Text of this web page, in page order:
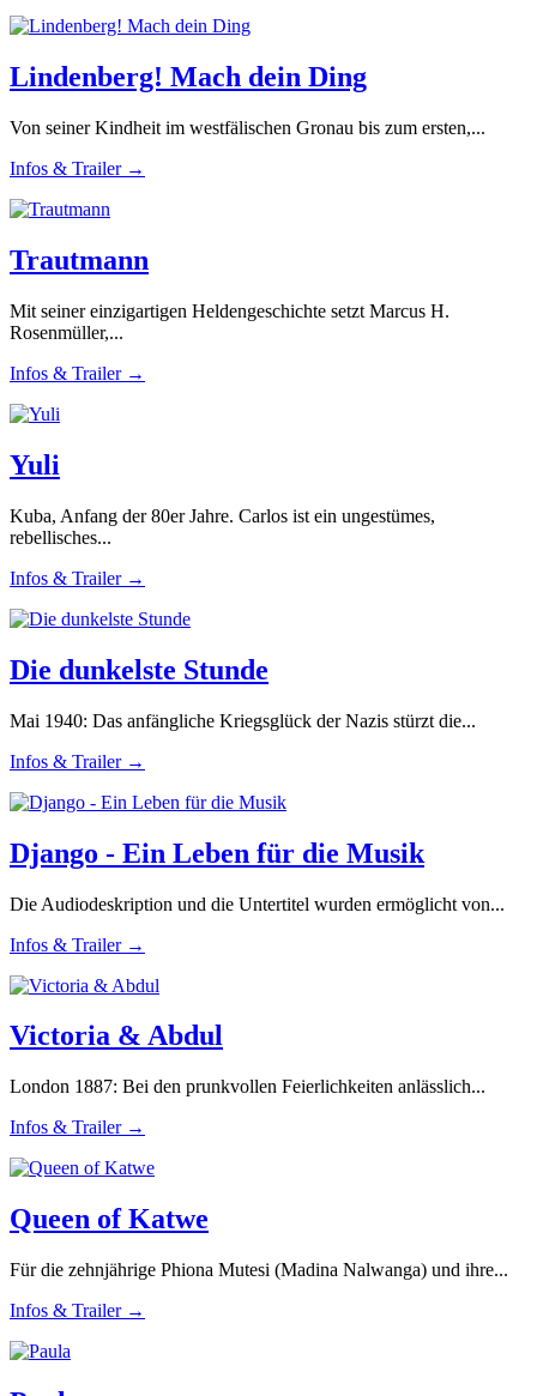
Lindenberg! Mach dein Ding
Von seiner Kindheit im westfälischen Gronau bis zum ersten,...
Infos & Trailer →
Trautmann
Mit seiner einzigartigen Heldengeschichte setzt Marcus H.
Rosenmüller,...
Infos & Trailer →
Yuli
Kuba, Anfang der 80er Jahre. Carlos ist ein ungestümes,
rebellisches...
Infos & Trailer →
Die dunkelste Stunde
Mai 1940: Das anfängliche Kriegsglück der Nazis stürzt die...
Infos & Trailer →
Django - Ein Leben für die Musik
Die Audiodeskription und die Untertitel wurden ermöglicht von...
Infos & Trailer →
Victoria & Abdul
London 1887: Bei den prunkvollen Feierlichkeiten anlässlich...
Infos & Trailer →
Queen of Katwe
Für die zehnjährige Phiona Mutesi (Madina Nalwanga) und ihre...
Infos & Trailer →